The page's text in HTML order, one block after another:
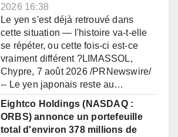
2026 16:38
Le yen s'est déjà retrouvé dans
cette situation — l'histoire va-t-elle
se répéter, ou cette fois-ci est-ce
vraiment différent ?LIMASSOL,
Chypre, 7 août 2026 /PRNewswire/
-- Le yen japonais reste au…
Eightco Holdings (NASDAQ :
ORBS) annonce un portefeuille
total d'environ 378 millions de